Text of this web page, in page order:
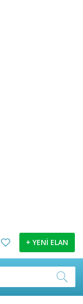
+ YENİ ELAN